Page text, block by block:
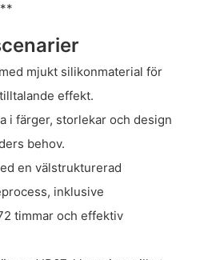
mjukt silikonmaterial för
effekt.
i färger, storlekar och design
behov.
en välstrukturerad
inklusive
timmar och effektiv